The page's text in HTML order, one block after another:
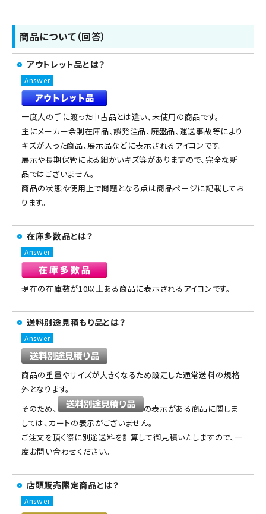
商品について（回答）
アウトレット品とは？
一度人の手に渡った中古品とは違い、未使用の商品です。
主にメーカー余剰在庫品、誤発注品、廃盤品、運送事故等により
キズが入った商品、展示品などに表示されるアイコンです。
展示や長期保管による細かいキズ等がありますので、完全な新
品ではございません。
商品の状態や使用上で問題となる点は商品ページに記載してお
ります。
在庫多数品とは？
現在の在庫数が10以上ある商品に表示されるアイコンです。
送料別途見積もり品とは？
商品の重量やサイズが大きくなるため設定した通常送料の規格
外となります。
そのため、
の表示がある商品に関しま
しては、カートの表示がございません。
ご注文を頂く際に別途送料を計算して御見積いたしますので、一
度お問い合わせください。
店頭販売限定商品とは？